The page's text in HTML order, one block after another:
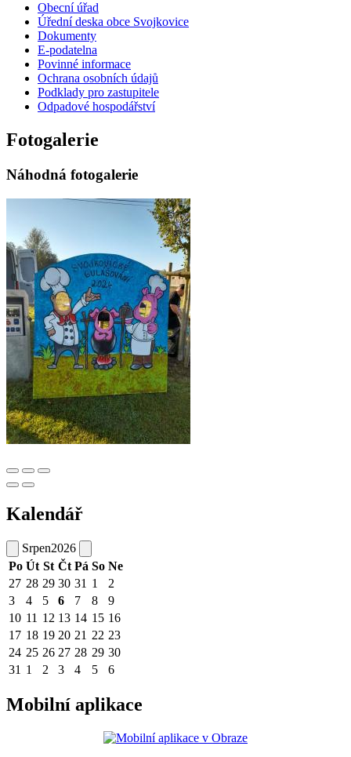
Obecní úřad
Úřední deska obce Svojkovice
Dokumenty
E-podatelna
Povinné informace
Ochrana osobních údajů
Podklady pro zastupitele
Odpadové hospodářství
Fotogalerie
Náhodná fotogalerie
Kalendář
Srpen2026
Po Út St Čt Pá So Ne
27 28 29 30 31 1
2
3
4 5 6 7 8
9
10 11 12 13 14 15 16
17 18 19 20 21 22 23
24 25 26 27 28 29 30
31 1 2 3 4 5 6
Mobilní aplikace